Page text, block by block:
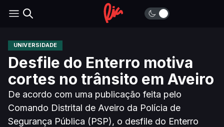
UNIVERSIDADE
Desfile do Enterro motiva
cortes no trânsito em Aveiro
De acordo com uma publicação feita pelo
Comando Distrital de Aveiro da Polícia de
Segurança Pública (PSP), o desfile do Enterro